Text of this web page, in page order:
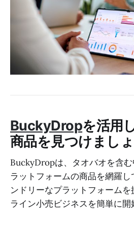
BuckyDropを活用
商品を見つけまし
BuckyDropは、タオバオを含
ラットフォームの商品を網羅
ンドリーなプラットフォーム
ライン小売ビジネスを簡単に開